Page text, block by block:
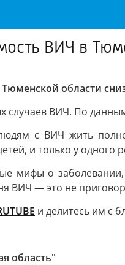
ВИЧ в
области
случаев ВИЧ. По
с ВИЧ жить
и только у одного
мифы о
ВИЧ — это не
и делитесь им с
область"